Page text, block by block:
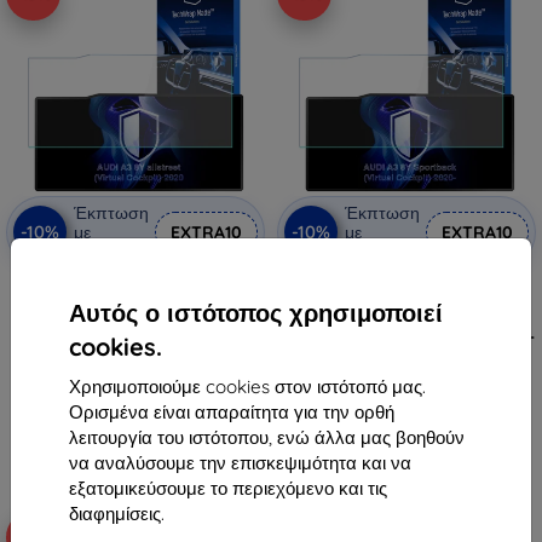
Αυτός ο ιστότοπος χρησιμοποιεί
cookies.
Χρησιμοποιούμε cookies στον ιστότοπό μας.
Ορισμένα είναι απαραίτητα για την ορθή
λειτουργία του ιστότοπου, ενώ άλλα μας βοηθούν
να αναλύσουμε την επισκεψιμότητα και να
εξατομικεύσουμε το περιεχόμενο και τις
διαφημίσεις.
-10%
Έκπτωση
με
EXTRA10
Προστατευτική Μεμβράνη για
Κεντρική Οθόνη AUDI A3 8Y
allstreet (Virtual Cockpit) 2020-
36,90 €
33,21 €
Διαθέσιμο 2 τεμ
-10%
Έκπτωση
με
EXTRA10
Προστατευτική Μεμβράνη για
Κεντρική Οθόνη AUDI A3 8Y
Sportback (Virtual Cockpit) 2020-
33,21 €
Διαθέσιμο 1 τεμ